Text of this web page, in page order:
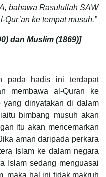
bahawa Rasulullah SAW
ke tempat musuh.”
dan Muslim (1869)]
pada hadis ini terdapat
membawa al-Quran ke
yang dinyatakan di dalam
bimbang musuh akan
itu akan mencemarkan
aman daripada perkara
Islam ke dalam negara
Islam sedang menguasai
maka hal ini tidak makruh